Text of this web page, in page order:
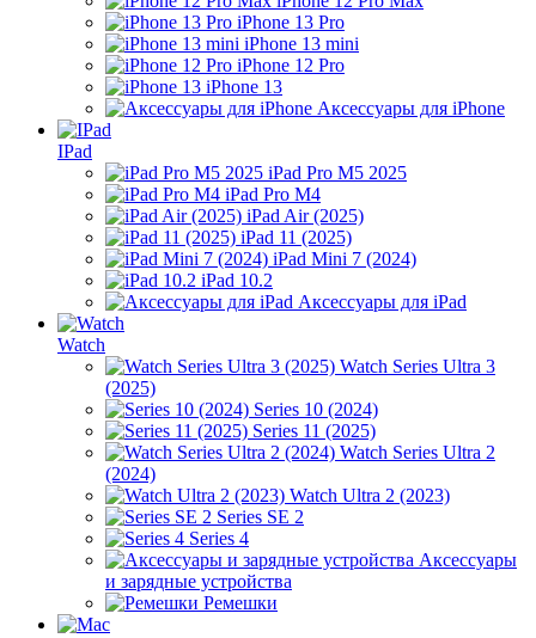
iPhone 13 Pro
iPhone 13 mini
iPhone 12 Pro
iPhone 13
Аксессуары для iPhone
IPad
iPad Pro M5 2025
iPad Pro M4
iPad Air (2025)
iPad 11 (2025)
iPad Mini 7 (2024)
iPad 10.2
Аксессуары для iPad
Watch
Watch Series Ultra 3
(2025)
Series 10 (2024)
Series 11 (2025)
Watch Series Ultra 2
(2024)
Watch Ultra 2 (2023)
Series SE 2
Series 4
Аксессуары
и зарядные устройства
Ремешки